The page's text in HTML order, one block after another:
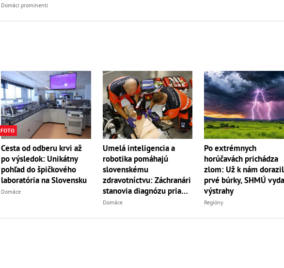
Domáci prominenti
FOTO
Cesta od odberu krvi až
po výsledok: Unikátny
pohľad do špičkového
laboratória na Slovensku
Domáce
Umelá inteligencia a
robotika pomáhajú
slovenskému
zdravotníctvu: Záchranári
stanovia diagnózu priamo
v teréne
Domáce
Po extrémnych
horúčavách prichádza
zlom: Už k nám
prvé búrky, SHMÚ
výstrahy
Regióny